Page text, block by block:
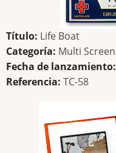
Título: Life Boat
Categoría: Multi Screen
Fecha de lanzamiento:
Referencia: TC-58